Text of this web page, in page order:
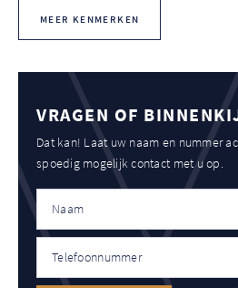
MEER KENMERKEN
VRAGEN OF
Dat kan! Laat uw naam en nummer
spoedig mogelijk contact met u op.